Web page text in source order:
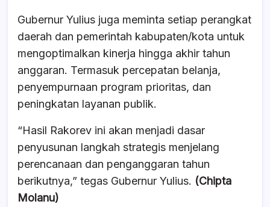
Gubernur Yulius juga meminta setiap perangkat
daerah dan pemerintah kabupaten/kota untuk
mengoptimalkan kinerja hingga akhir tahun
anggaran. Termasuk percepatan belanja,
penyempurnaan program prioritas, dan
peningkatan layanan publik.
“Hasil Rakorev ini akan menjadi dasar
penyusunan langkah strategis menjelang
perencanaan dan penganggaran tahun
berikutnya,” tegas Gubernur Yulius. (Chipta
Molanu)